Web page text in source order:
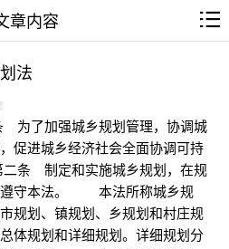
章内容
法
加强城乡规划管理，协调城
促进城乡经济社会全面协调可持
制定和实施城乡规划，在规
遵守本法。 本法所称城乡规
规划、镇规划、乡规划和村庄规
体规划和详细规划。详细规划分